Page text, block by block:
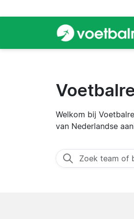
Welkom bij
van Nederlandse